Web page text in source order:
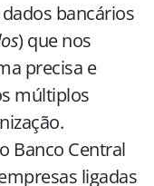
bancários
) que nos
precisa e
múltiplos
Banco Central
ligadas